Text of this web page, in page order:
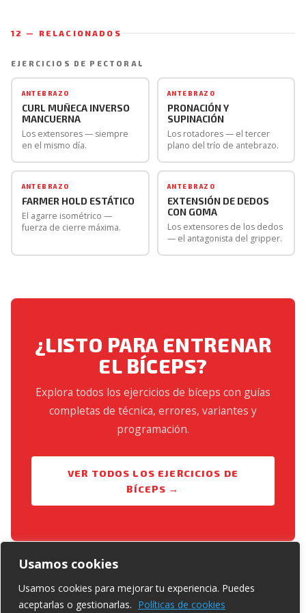
Usamos cookies
Usamos cookies para mejorar tu experiencia. Puedes
aceptarlas o gestionarlas. Políticas de cookies
asimetría se irá corrigiendo. La paciencia es clave — las
un día para otro.
tienden a inclinarse lateralmente o a usar el tronco
como ayuda en la versión de pie. El resultado muscular
es prácticamente idéntico a la versión de pie.
12 — RELACIONADOS
EJERCICIOS DE PECTORAL
ANTEBRAZO
CURL MUÑECA INVERSO
MANCUERNA
Los extensores — siempre
en el mismo día.
ANTEBRAZO
PRONACIÓN Y
SUPINACIÓN
Los rotadores — el tercer
plano del trío de antebrazo.
ANTEBRAZO
FARMER HOLD ESTÁTICO
El agarre isométrico —
fuerza de cierre máxima.
ANTEBRAZO
EXTENSIÓN DE DEDOS
CON GOMA
Los extensores de los dedos
— el antagonista del gripper.
¿LISTO PARA ENTRENAR
EL BÍCEPS?
Explora todos los ejercicios de bíceps con guías
completas de técnica, errores, variantes y
programación.
VER TODOS LOS EJERCICIOS DE
BÍCEPS →